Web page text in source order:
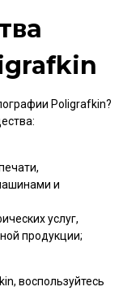
Poligrafkin?
и
услуг,
продукции;
воспользуйтесь